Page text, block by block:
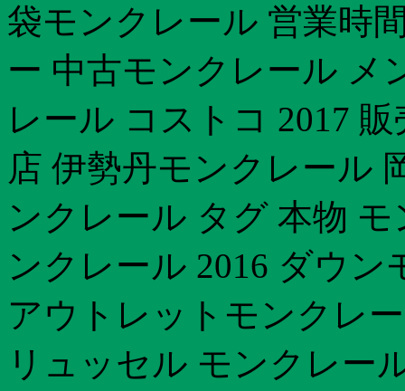
袋モンクレール 営業時
ー 中古モンクレール メ
レール コストコ 2017
店 伊勢丹モンクレール
ンクレール タグ 本物
ンクレール 2016 ダウ
アウトレットモンクレ
リュッセル モンクレー